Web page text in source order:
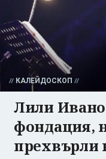
КАЛЕЙДОСКОП
Лили
фондация,
прехвърли